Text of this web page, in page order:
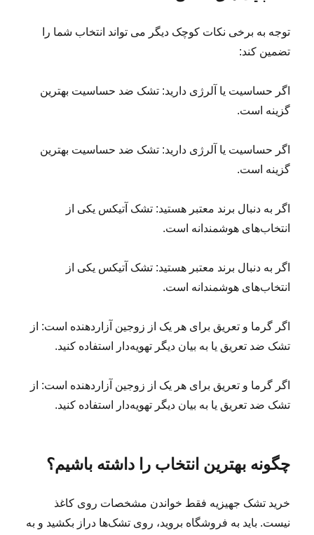
توجه به برخی نکات کوچک دیگر می تواند انتخاب شما را
تضمین کند:
اگر حساسیت یا آلرژی دارید: تشک ضد حساسیت بهترین
گزینه است.
اگر حساسیت یا آلرژی دارید: تشک ضد حساسیت بهترین
گزینه است.
اگر به دنبال برند معتبر هستید: تشک آتیکس یکی از
انتخاب‌های هوشمندانه است.
اگر به دنبال برند معتبر هستید: تشک آتیکس یکی از
انتخاب‌های هوشمندانه است.
اگر گرما و تعریق برای هر یک از زوجین آزاردهنده است: از
تشک‌ ضد تعریق یا به بیان دیگر تهویه‌دار استفاده کنید.
اگر گرما و تعریق برای هر یک از زوجین آزاردهنده است: از
تشک‌ ضد تعریق یا به بیان دیگر تهویه‌دار استفاده کنید.
چگونه بهترین انتخاب را داشته باشیم؟
خرید تشک جهیزیه فقط خواندن مشخصات روی کاغذ
نیست. باید به فروشگاه بروید، روی تشک‌ها دراز بکشید و به